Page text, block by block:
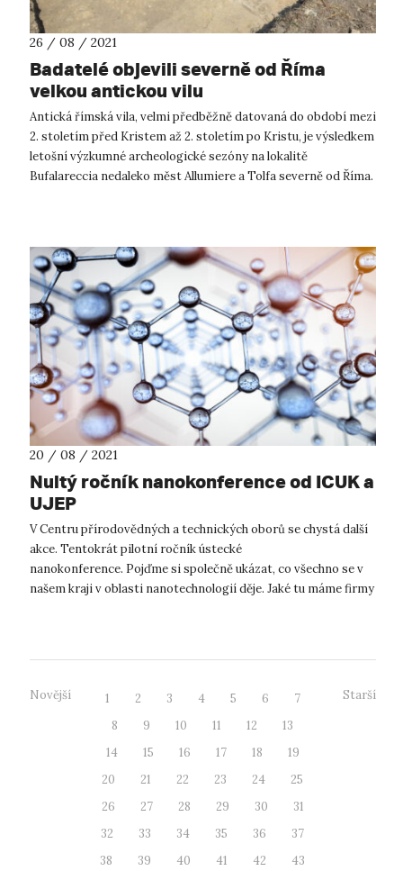
26 / 08 / 2021
Badatelé objevili severně od Říma
velkou antickou vilu
Antická římská vila, velmi předběžně datovaná do období mezi
2. stoletím před Kristem až 2. stoletím po Kristu, je výsledkem
letošní výzkumné archeologické sezóny na lokalitě
Bufalareccia nedaleko měst Allumiere a Tolfa severně od Říma.
20 / 08 / 2021
Nultý ročník nanokonference od ICUK a
UJEP
V Centru přírodovědných a technických oborů se chystá další
akce. Tentokrát pilotní ročník ústecké
nanokonference. Pojďme si společně ukázat, co všechno se v
našem kraji v oblasti nanotechnologií děje. Jaké tu máme firmy
Novější 1 2 3 4 5 6
7
8
9 10 11 12
13
14
15 16 17 18
19
20
21 22 23 24
25
26
27 28 29 30
31
32
33 34 35 36
37
38
39 40 41 42
43
Starší